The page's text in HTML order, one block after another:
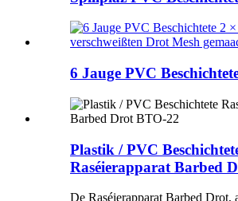
6 Jauge PVC
Plastik / PVC
Raséierapparat Barbed
De Raséierapparat Barbed Drot,